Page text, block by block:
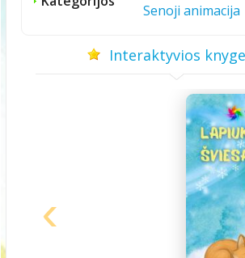
Senoji animacija
Interaktyvios